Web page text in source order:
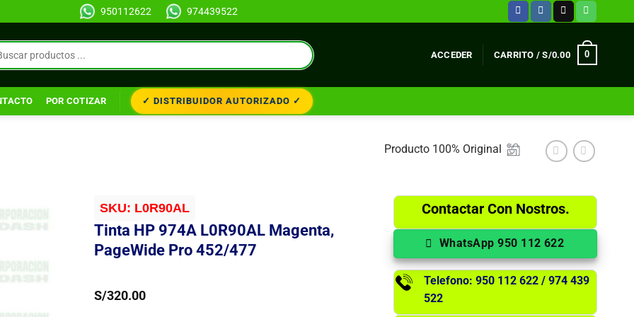
950112622 974439522
ACCEDER CARRITO /S/0.00 0
POR COTIZAR ✓ DISTRIBUIDOR AUTORIZADO ✓
Producto 100% Original
SKU: L0R90AL
Tinta HP 974A L0R90AL Magenta,
PageWide Pro 452/477
S/320.00
Contactar Con Nostros.
WhatsApp 950 112 622
Telefono: 950 112 622 / 974 439
522